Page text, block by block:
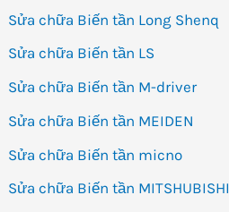
Sửa chữa Biến tần Long Shenq
Sửa chữa Biến tần LS
Sửa chữa Biến tần M-driver
Sửa chữa Biến tần MEIDEN
Sửa chữa Biến tần micno
Sửa chữa Biến tần MITSHUBISHI